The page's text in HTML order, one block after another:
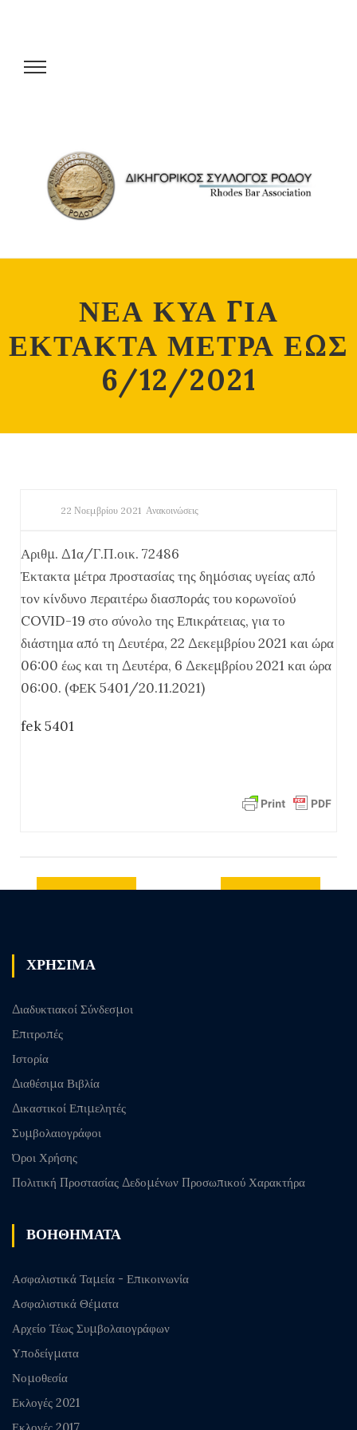
ΝΕΑ ΚΥΑ ΓΙΑ
ΕΚΤΑΚΤΑ ΜΕΤΡΑ ΕΩΣ
6/12/2021
22 Νοεμβρίου 2021 Ανακοινώσεις
Αριθμ. Δ1α/Γ.Π.οικ. 72486
Έκτακτα μέτρα προστασίας της δημόσιας υγείας από
τον κίνδυνο περαιτέρω διασποράς του κορωνοϊού
COVID-19 στο σύνολο της Επικράτειας, για το
διάστημα από τη Δευτέρα, 22 Δεκεμβρίου 2021 και ώρα
06:00 έως και τη Δευτέρα, 6 Δεκεμβρίου 2021 και ώρα
06:00. (ΦΕΚ 5401/20.11.2021)
fek 5401
ΧΡΗΣΙΜΑ
Διαδυκτιακοί Σύνδεσμοι
Επιτροπές
Ιστορία
Διαθέσιμα Βιβλία
Δικαστικοί Επιμελητές
Συμβολαιογράφοι
Όροι Χρήσης
Πολιτική Προστασίας Δεδομένων Προσωπικού Χαρακτήρα
ΒΟΗΘΗΜΑΤΑ
Ασφαλιστικά Ταμεία - Επικοινωνία
Ασφαλιστικά Θέματα
Αρχείο Τέως Συμβολαιογράφων
Υποδείγματα
Νομοθεσία
Εκλογές 2021